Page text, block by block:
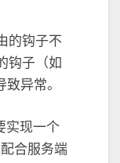
的钩子不
钩子（如
异常。
实现一个
合服务端